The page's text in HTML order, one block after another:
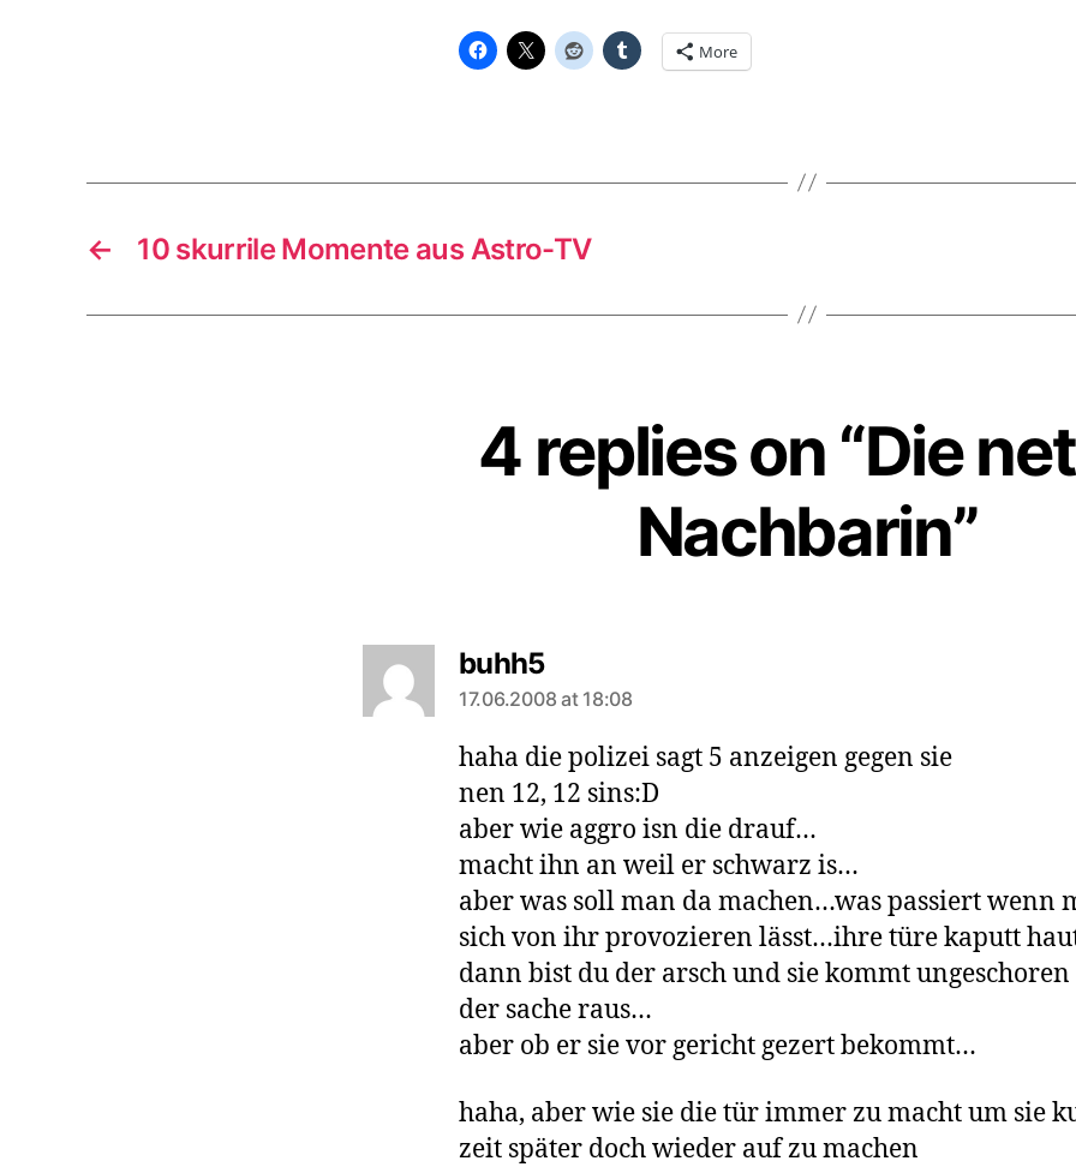
More
← 10 skurrile Momente aus Astro-TV
4 replies on “Die
Nachbarin”
buhh5says:
17.06.2008 at 18:08
haha die polizei sagt 5 anzeigen gegen sie
nen 12, 12 sins:D
aber wie aggro isn die drauf…
macht ihn an weil er schwarz is…
aber was soll man da machen…was passiert wenn
sich von ihr provozieren lässt…ihre türe kaputt
dann bist du der arsch und sie kommt ungeschoren
der sache raus…
aber ob er sie vor gericht gezert bekommt…
haha, aber wie sie die tür immer zu macht um sie
zeit später doch wieder auf zu machen